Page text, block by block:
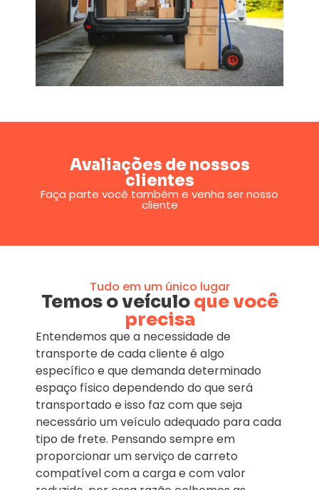
Avaliações de nossos
clientes
Faça parte você também e venha ser nosso
cliente
Tudo em um único lugar
Temos o veículoque você
precisa
Entendemos que a necessidade de
transporte de cada cliente é algo
específico e que demanda determinado
espaço físico dependendo do que será
transportado e isso faz com que seja
necessário um veículo adequado para cada
tipo de frete. Pensando sempre em
proporcionar um serviço de carreto
compatível com a carga e com valor